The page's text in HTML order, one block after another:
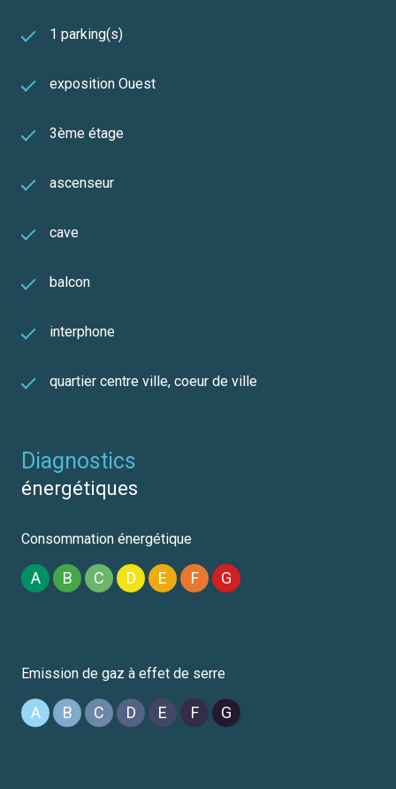
1 parking(s)
exposition Ouest
3ème étage
ascenseur
cave
balcon
interphone
quartier centre ville, coeur de ville
diagnostics
énergétiques
Consommation énergétique
A B C D E F G
Emission de gaz à effet de serre
A B C D E F G